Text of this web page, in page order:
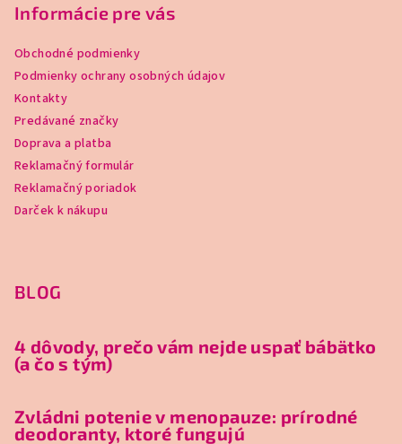
Informácie pre vás
Obchodné podmienky
Podmienky ochrany osobných údajov
Kontakty
Predávané značky
Doprava a platba
Reklamačný formulár
Reklamačný poriadok
Darček k nákupu
BLOG
4 dôvody, prečo vám nejde uspať bábätko
(a čo s tým)
Zvládni potenie v menopauze: prírodné
deodoranty, ktoré fungujú